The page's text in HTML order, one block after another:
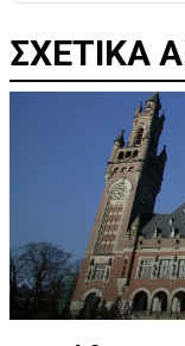
ΣΧΕΤΙΚΑ